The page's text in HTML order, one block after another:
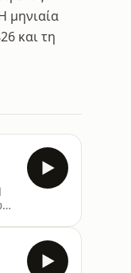
μηνιαία
και τη